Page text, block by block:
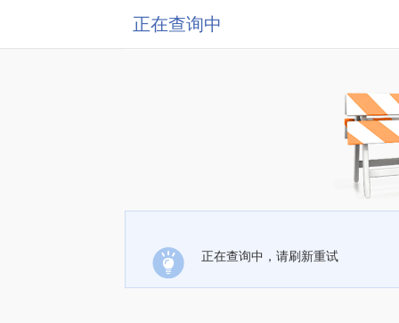
正在查询中
正在查询中，请刷新重试